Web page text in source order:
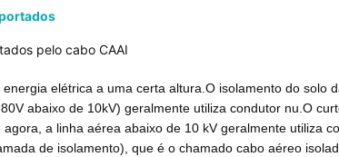
pelo cabo CAAI
elétrica a uma certa altura.O isolamento do solo
abaixo de 10kV) geralmente utiliza condutor nu.O
a linha aérea abaixo de 10 kV geralmente utiliza
de isolamento), que é o chamado cabo aéreo